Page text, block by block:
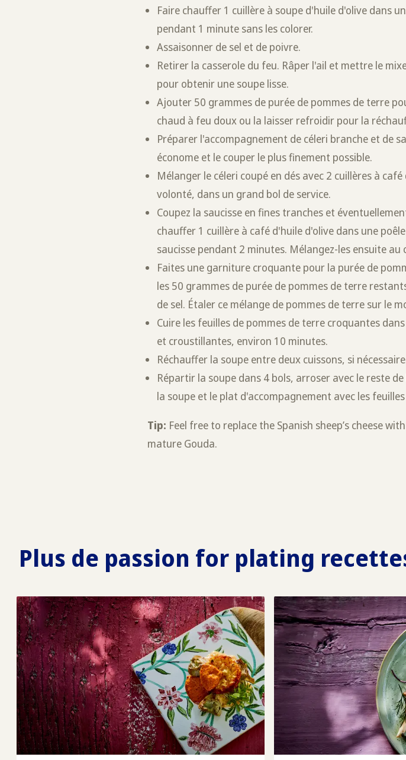
Faire chauffer 1 cuillère à soupe d'huile d'olive dans
pendant 1 minute sans les colorer.
Assaisonner de sel et de poivre.
Retirer la casserole du feu. Râper l'ail et mettre le
pour obtenir une soupe lisse.
Ajouter 50 grammes de purée de pommes de terre
chaud à feu doux ou la laisser refroidir pour la
Préparer l'accompagnement de céleri branche et de
économe et le couper le plus finement possible.
Mélanger le céleri coupé en dés avec 2 cuillères à
volonté, dans un grand bol de service.
Coupez la saucisse en fines tranches et
chauffer 1 cuillère à café d'huile d'olive dans une
saucisse pendant 2 minutes. Mélangez-les ensuite au
Faites une garniture croquante pour la purée de
les 50 grammes de purée de pommes de terre
de sel. Étaler ce mélange de pommes de terre sur le
Cuire les feuilles de pommes de terre croquantes
et croustillantes, environ 10 minutes.
Réchauffer la soupe entre deux cuissons, si
Répartir la soupe dans 4 bols, arroser avec le reste
la soupe et le plat d'accompagnement avec les
Tip: Feel free to replace the Spanish sheep’s cheese
mature Gouda.
Plus de passion for plating